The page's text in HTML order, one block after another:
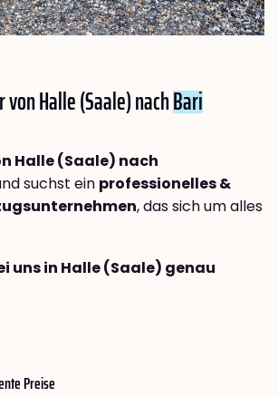
Halle (Saale) nachBari
Halle (Saale) nach
suchst ein professionelles &
, das sich um alles
uns in Halle (Saale) genau
Preise